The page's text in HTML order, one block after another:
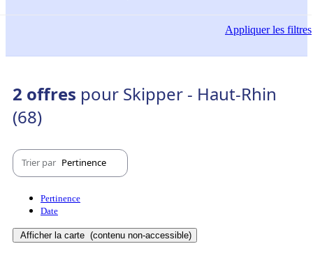
Appliquerles filtres
2 offres pour Skipper - Haut-Rhin
(68)
Trier par Pertinence
Pertinence
Date
Afficher la carte (contenu non-accessible)